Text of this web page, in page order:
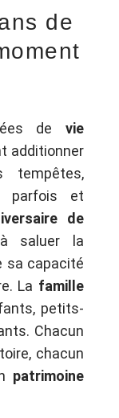
de
de vie
additionner
tempêtes,
parfois et
de
saluer la
sa capacité
La famille
petits-
Chacun
chacun
patrimoine